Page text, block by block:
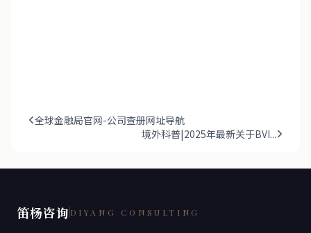
全球金融局官网-公司查册网址导航
境外科普|2025年最新关于BVI...
笛杨咨询 DIYANG CONSULTING